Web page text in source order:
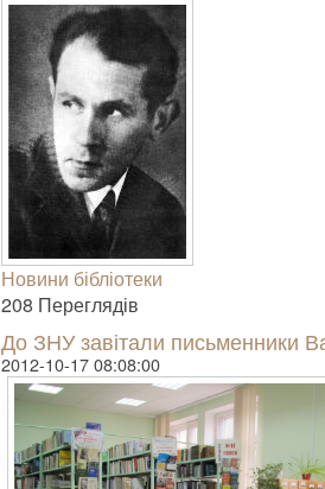
Новини бібліотеки
208 Пере­гля­дів
До ЗНУ завітали письменники
2012-10-17 08:08:00